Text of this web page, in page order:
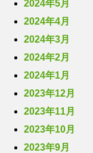
2024年5月
2024年4月
2024年3月
2024年2月
2024年1月
2023年12月
2023年11月
2023年10月
2023年9月